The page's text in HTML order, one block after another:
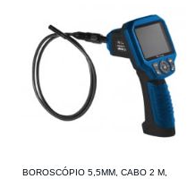
BOROSCÓPIO 5,5MM, CABO 2 M,